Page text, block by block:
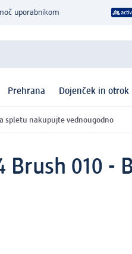
uporabnikom
Prehrana Dojenček in otrok
spletu nakupujte vednougodno
010 -